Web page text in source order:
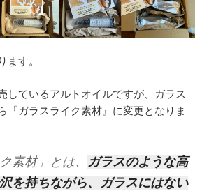
ます。
しているアルトオイルですが、ガラス
『ガラスライク素材』に変更となりま
素材」とは、 ガラスのような高
を持ちながら、ガラスにはない